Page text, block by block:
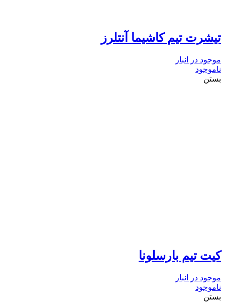
تیشرت تیم کاشیما آنتلرز
موجود در انبار
ناموجود
بستن
کیت تیم بارسلونا
موجود در انبار
ناموجود
بستن